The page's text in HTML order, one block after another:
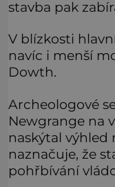
stavba pak
V blízkosti
navíc i menší
Dowth.
Archeologové
Newgrange na
naskýtal výhled
naznačuje, že
pohřbívání